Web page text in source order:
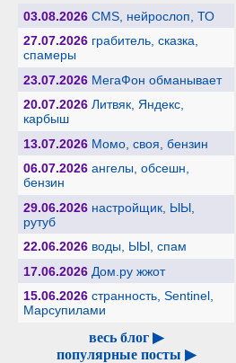
03.08.2026 CMS, нейрослоп, ТО
27.07.2026 грабитель, сказка,
спамеры
23.07.2026 МегаФон обманывает
20.07.2026 Литвяк, Яндекс,
карбыш
13.07.2026 Момо, своя, бензин
06.07.2026 ангелы, обсешн,
бензин
29.06.2026 настройщик, ЫЫ,
рутуб
22.06.2026 воды, ЫЫ, спам
17.06.2026 Дом.ру жжот
15.06.2026 странность, Sentinel,
Марсупилами
весь блог ▶
популярные посты ▶